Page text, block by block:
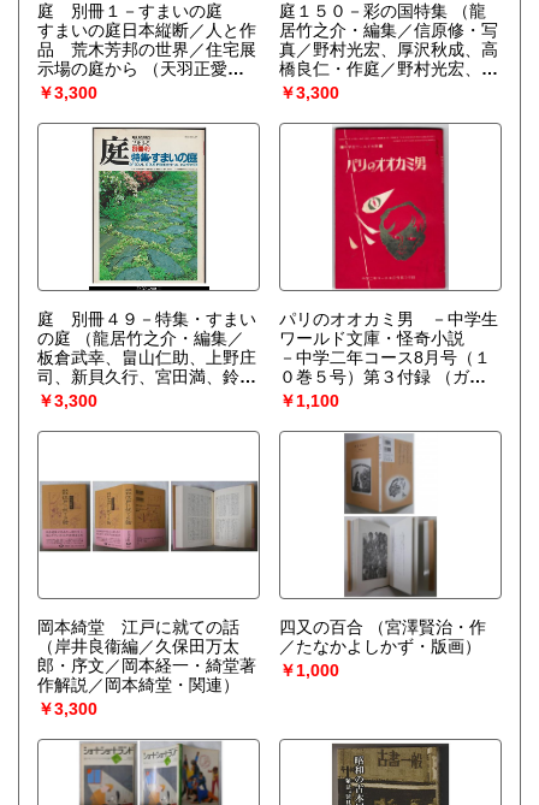
庭 別冊１－すまいの庭
すまいの庭日本縦断／人と作
品 荒木芳邦の世界／住宅展
示場の庭から
（天羽正愛、
岸村茂雄、今野仁一、奥山靖
男、斎藤孝雄、幸和建設、多
田栄、木戸雅光、辻長次郎、
松永重次郎、前崎寿、荒木芳
邦・設計／吉河功、向井潤
吉、西川友孝、町春草、岩城
亘太郎、斉藤勝雄、中根金
作、伊藤邦衛、小形研三、小
島佐一、他）
￥3,300
庭１５０－彩の国特集
（龍
居竹之介・編集／信原修・写
真／野村光宏、厚沢秋成、高
橋良仁・作庭／野村光宏、厚
沢秋成、高橋良仁、新井敏
夫、仲山嘉彦、増田利久、平
井孝幸、近藤恭啓、森恵、龍
居竹之介、右田順子、豊藏
均、他・執筆・談）
￥3,300
庭 別冊４９－特集・すまい
の庭
（龍居竹之介・編集／
板倉武幸、畠山仁助、上野庄
司、新貝久行、宮田満、鈴木
昌道、菊地正樹・作庭／大矢
文夫、水野祐、平山勝蔵、鈴
木昌道、菊地正樹、大平惠
／信原修・撮影）
￥3,300
パリのオオカミ男 －中学生
ワールド文庫・怪奇小説
－中学二年コース8月号（１
０巻５号）第３付録
（ガ
イ・エンドア・原作／内田
庶・文／岡野謙二・絵）
￥1,100
岡本綺堂 江戸に就ての話
（岸井良衞編／久保田万太
郎・序文／岡本経一・綺堂著
作解説／岡本綺堂・関連）
￥3,300
四又の百合
（宮澤賢治・作
／たなかよしかず・版画）
￥1,000